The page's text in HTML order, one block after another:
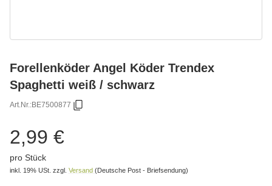
Forellenköder Angel Köder Trendex
Spaghetti weiß / schwarz
Art.Nr.:BE7500877
2,99 €
pro Stück
inkl. 19% USt. zzgl. Versand (Deutsche Post - Briefsendung)